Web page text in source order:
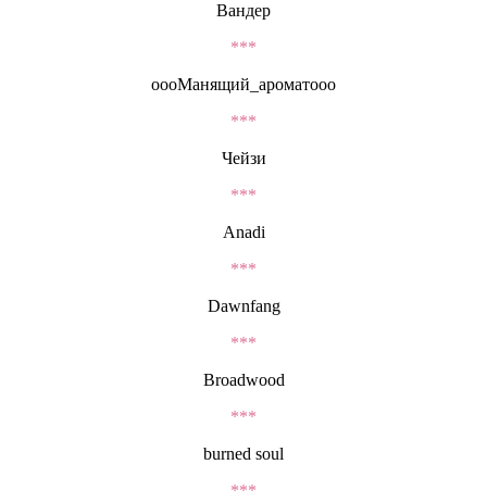
Вандер
***
oooМанящий_ароматooo
***
Чейзи
***
Anadi
***
Dawnfang
***
Broadwood
***
burned soul
***